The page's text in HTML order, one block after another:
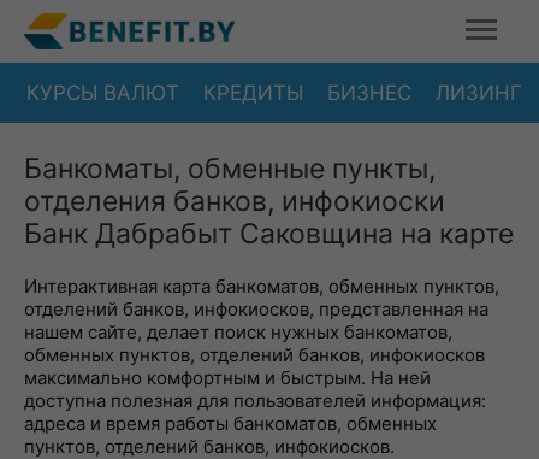
КУРСЫ ВАЛЮТ КРЕДИТЫ БИЗНЕС ЛИЗИНГ
Банкоматы, обменные пункты,
отделения банков, инфокиоски
Банк Дабрабыт Саковщина на карте
Интерактивная карта банкоматов, обменных пунктов,
отделений банков, инфокиосков, представленная на
нашем сайте, делает поиск нужных банкоматов,
обменных пунктов, отделений банков, инфокиосков
максимально комфортным и быстрым. На ней
доступна полезная для пользователей информация:
адреса и время работы банкоматов, обменных
пунктов, отделений банков, инфокиосков.